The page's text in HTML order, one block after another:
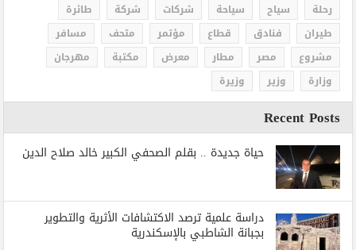
رحلة
سياح سياحة شركات شركة
طائرة
طيران
فنادق قطاع مؤتمر متحف
مسافر
مشروع
مصر مطار معرض مكتبة
مهرجان
وزارة
وزير وزيرة
Recent Posts
حياة جديدة .. بقلم الصحفي الكبير خالد صلاح الدين
دراسة علمية ترصد الاكتشافات الأثرية والتطوير
بجبانة الشاطبي بالإسكندرية